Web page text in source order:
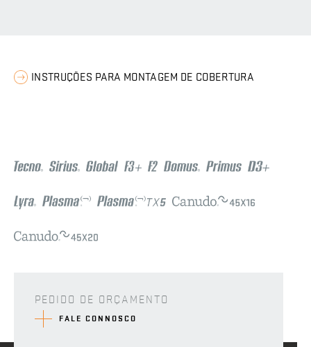
INSTRUÇÕES PARA MONTAGEM DE COBERTURA
PEDIDO DE ORÇAMENTO
FALE CONNOSCO